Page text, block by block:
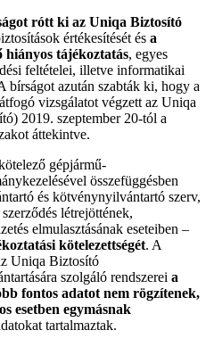
rótt ki az Uniqa Biztosító
értékesítését és a
tájékoztatás, egyes
feltételei, illetve informatikai
bírságot azután szabták ki, hogy a
vizsgálatot végzett az Uniqa
2019. szeptember 20-tól a
áttekintve.
gépjármű-
összefüggésben
és kötvénynyilvántartó szerv,
létrejöttének,
elmulasztásának eseteiben –
kötelezettségét. A
Uniqa Biztosító
szolgáló rendszerei a
fontos adatot nem rögzítenek,
esetben egymásnak
tartalmaztak.